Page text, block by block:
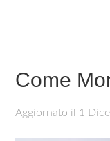
Come
Aggiornato il 1